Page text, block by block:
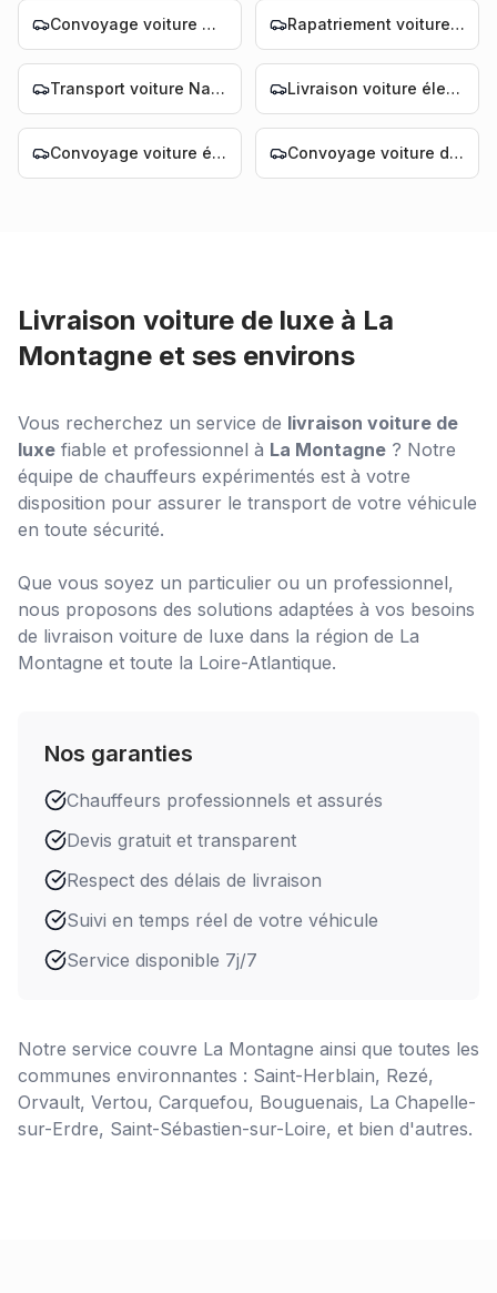
Convoyage voiture Nantes Rapatriement voiture Nantes
Transport voiture Nantes Livraison voiture électrique Nantes
Convoyage voiture électrique Nantes Convoyage voiture de luxe Nantes
Livraison voiture de luxe à La
Montagne et ses environs
Vous recherchez un service de livraison voiture de
luxe fiable et professionnel à La Montagne ? Notre
équipe de chauffeurs expérimentés est à votre
disposition pour assurer le transport de votre véhicule
en toute sécurité.
Que vous soyez un particulier ou un professionnel,
nous proposons des solutions adaptées à vos besoins
de livraison voiture de luxe dans la région de La
Montagne et toute la Loire-Atlantique.
Nos garanties
Chauffeurs professionnels et assurés
Devis gratuit et transparent
Respect des délais de livraison
Suivi en temps réel de votre véhicule
Service disponible 7j/7
Notre service couvre La Montagne ainsi que toutes les
communes environnantes : Saint-Herblain, Rezé,
Orvault, Vertou, Carquefou, Bouguenais, La Chapelle-
sur-Erdre, Saint-Sébastien-sur-Loire, et bien d'autres.